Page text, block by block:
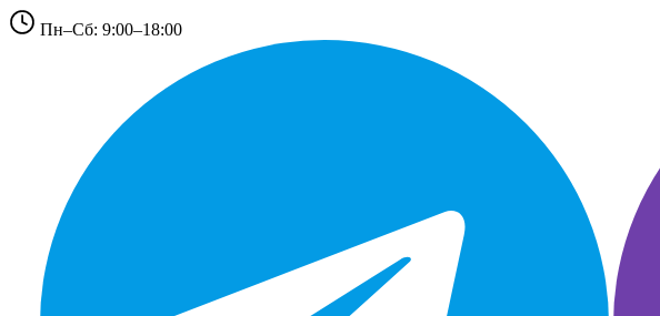
Пн–Сб: 9:00–18:00